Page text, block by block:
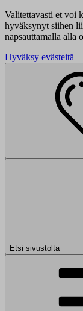
Valitettavasti et voi
hyväksynyt siihen
napsauttamalla alla
Hyväksy evästeitä
Etsi sivustolta